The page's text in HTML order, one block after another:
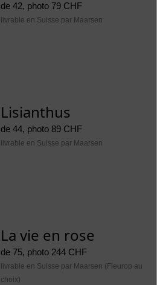
de 42, photo 79 CHF
livrable en Suisse par Maarsen
Lisianthus
de 44, photo 89 CHF
livrable en Suisse par Maarsen
La vie en rose
de 75, photo 244 CHF
livrable en Suisse par Maarsen (Fleurop au
choix)